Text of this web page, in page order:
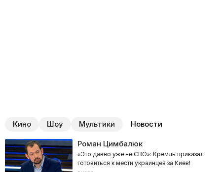
Кино Шоу Мультики Новости
Роман Цимбалюк
«Это давно уже не СВО»: Кремль приказал
готовиться к мести украинцев за Киев!